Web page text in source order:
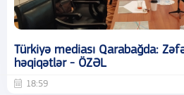
Türkiyə mediası Qarabağda:
həqiqətlər - ÖZƏL
18:59